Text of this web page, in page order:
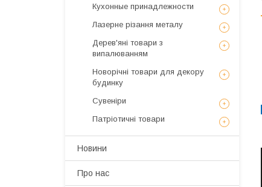
Кухонные принадлежности
Лазерне різання металу
Дерев'яні товари з
випалюванням
Новорічні товари для декору
будинку
Сувеніри
Патріотичні товари
Новини
Про нас